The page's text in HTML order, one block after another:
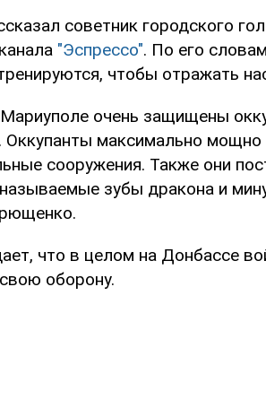
советник городского
"Эспрессо". По его
чтобы отражать
очень защищены
максимально мощно
сооружения. Также они
зубы дракона и
что в целом на Донбассе
оборону.